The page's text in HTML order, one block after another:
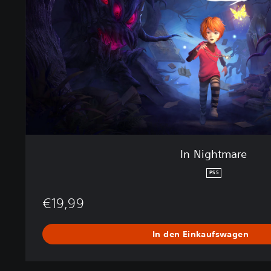
In Nightmare
PS5
€19,99
In den Einkaufswagen